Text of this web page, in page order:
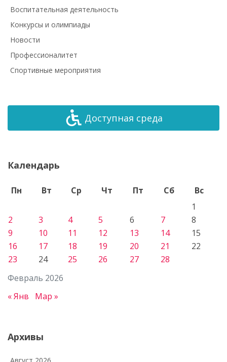
Воспитательная деятельность
Конкурсы и олимпиады
Новости
Профессионалитет
Спортивные мероприятия
Доступная среда
Календарь
Февраль 2026
Пн Вт Ср Чт Пт Сб
Вс
1
2
3 4 5 6 7
8
9
10 11 12 13 14
15
16
17 18 19 20 21
22
23
24 25 26 27 28
« Янв Мар »
Архивы